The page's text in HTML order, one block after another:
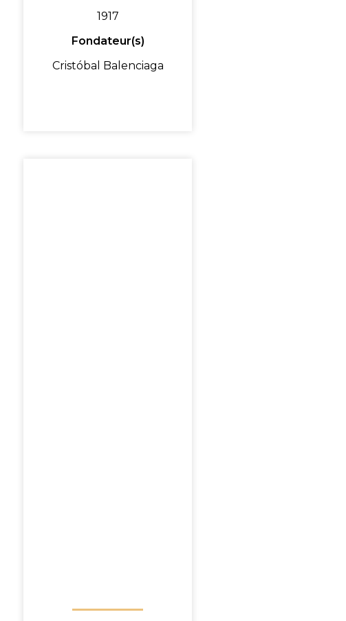
1917
Fondateur(s)
Cristóbal Balenciaga